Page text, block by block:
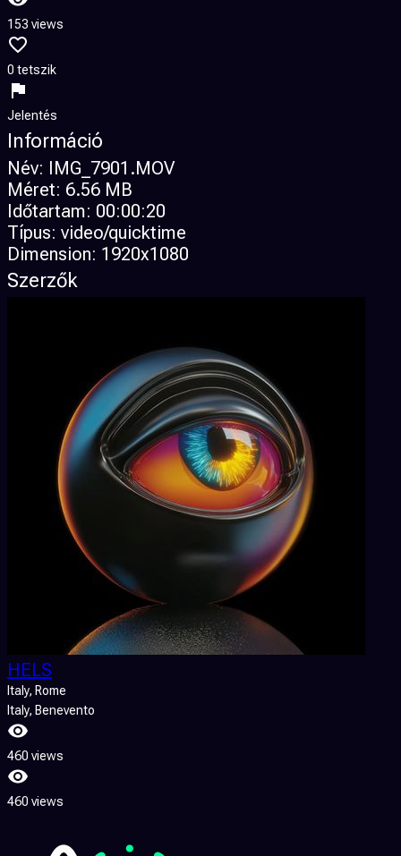
153 views
0 tetszik
Jelentés
Információ
Név: IMG_7901.MOV
Méret: 6.56 MB
Időtartam: 00:00:20
Típus: video/quicktime
Dimension: 1920x1080
Szerzők
HELS
Italy, Rome
Italy, Benevento
460 views
460 views